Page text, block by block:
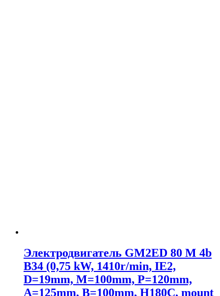
Электродвигатель GM2ED 80 M 4b
B34 (0,75 kW, 1410r/min, IE2,
D=19mm, M=100mm, P=120mm,
A=125mm, B=100mm, H180C, mount